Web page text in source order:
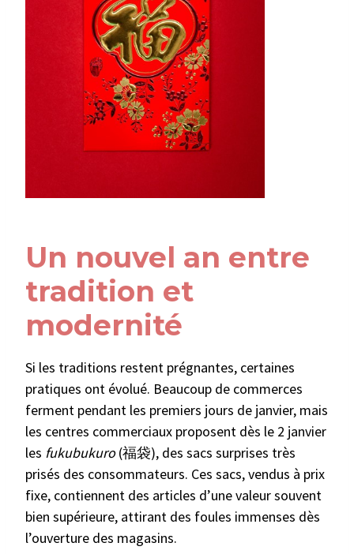
Un nouvel an entre
tradition et
modernité
Si les traditions restent prégnantes, certaines
pratiques ont évolué. Beaucoup de commerces
ferment pendant les premiers jours de janvier, mais
les centres commerciaux proposent dès le 2 janvier
les fukubukuro(福袋), des sacs surprises très
prisés des consommateurs. Ces sacs, vendus à prix
fixe, contiennent des articles d’une valeur souvent
bien supérieure, attirant des foules immenses dès
l’ouverture des magasins.